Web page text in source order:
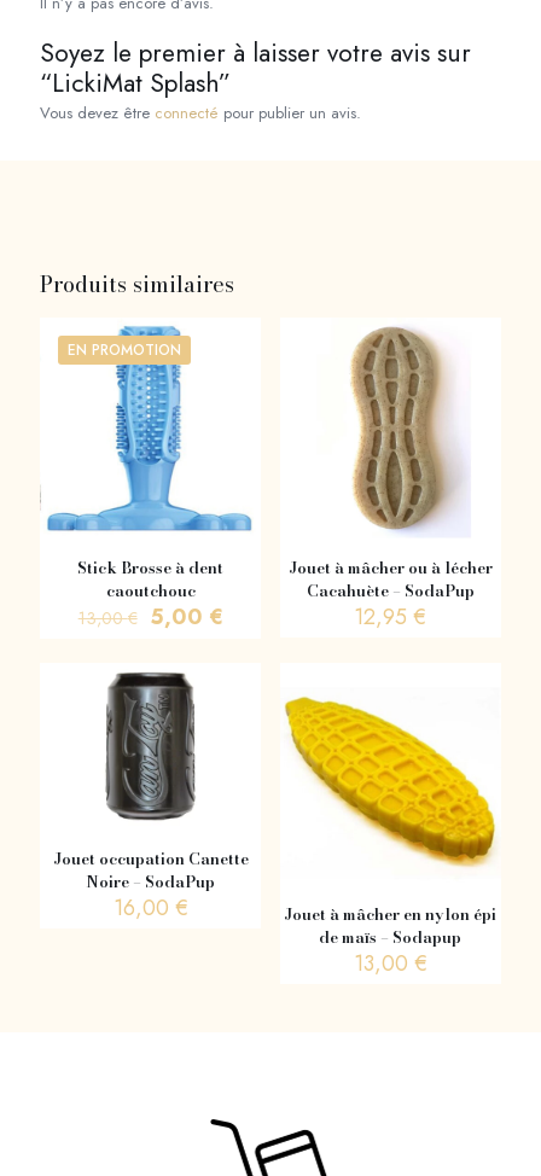
Soyez le premier à laisser votre avis sur
“LickiMat Splash”
Vous devez être connecté pour publier un avis.
Produits similaires
EN PROMOTION
Stick Brosse à dent
caoutchouc
13,00€ Le
était :
13,00 €.
5,00 €Le
5,00 €.
Jouet à mâcher ou à lécher
Cacahuète – SodaPup
12,95€
Jouet occupation Canette
Noire – SodaPup
16,00 €
Jouet à mâcher en nylon épi
de maïs – Sodapup
13,00 €